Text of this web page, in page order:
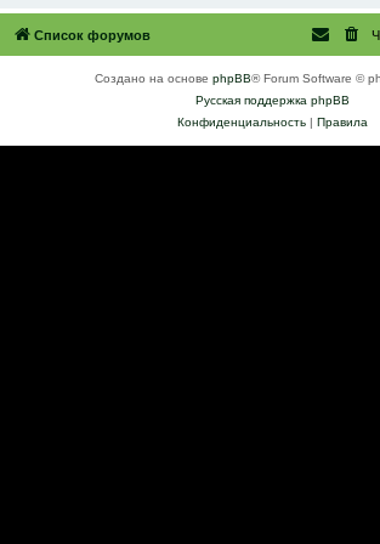
Список форумов
Создано на основе phpBB® Forum Software ©
Русская поддержка phpBB
Конфиденциальность| Правила